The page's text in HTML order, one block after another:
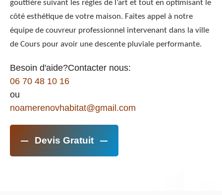
gouttière suivant les règles de l’art et tout en optimisant le
côté esthétique de votre maison. Faites appel à notre
équipe de couvreur professionnel intervenant dans la ville
de Cours pour avoir une descente pluviale performante.
Besoin d'aide?Contacter nous:
06 70 48 10 16
ou
noamerenovhabitat@gmail.com
Devis Gratuit